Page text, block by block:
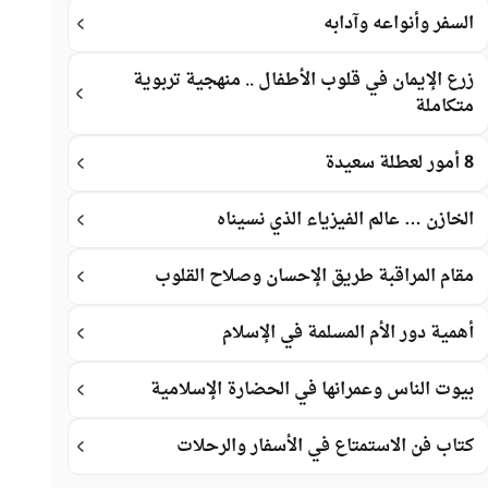
السفر وأنواعه وآدابه
زرع الإيمان في قلوب الأطفال .. منهجية تربوية
متكاملة
8 أمور لعطلة سعيدة
الخازن … عالم الفيزياء الذي نسيناه
مقام المراقبة طريق الإحسان وصلاح القلوب
أهمية دور الأم المسلمة في الإسلام
بيوت الناس وعمرانها في الحضارة الإسلامية
كتاب فن الاستمتاع في الأسفار والرحلات